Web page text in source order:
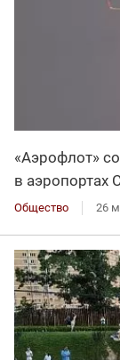
«Аэрофлот»
в аэропортах
Общество 26